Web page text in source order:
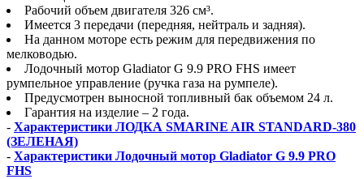
Рабочий объем двигателя 326 см³.
Имеется 3 передачи (передняя, нейтраль и задняя).
На данном моторе есть режим для передвижения по
мелководью.
Лодочный мотор Gladiator G 9.9 PRO FHS имеет
румпельное управление (ручка газа на румпеле).
Предусмотрен выносной топливный бак объемом 24 л.
Гарантия на изделие – 2 года.
- Характеристики ЛОДКА SMARINE AIR STANDARD-380
(ЗЕЛЕНАЯ)
- Характеристики Лодочный мотор Gladiator G 9.9 PRO
FHS